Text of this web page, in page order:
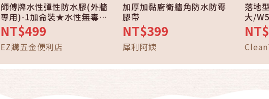
師傅牌水性彈性防水膠(外牆
專用)-1加侖裝★水性無毒★
潮濕面可施工★施工簡單，
適合DIY
NT$499
EZ購五金便利店
加厚加黏廚衛牆角防水防霉
膠帶
NT$399
犀利阿姨
落地
大/
鍋具